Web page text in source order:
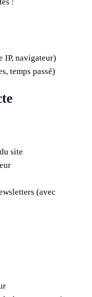
IP, navigateur)
temps passé)
site
(avec